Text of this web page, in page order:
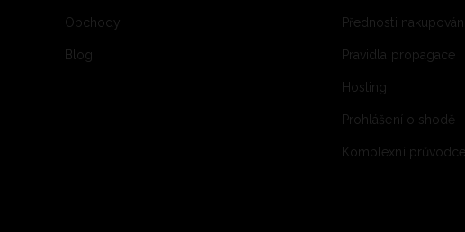
Obchody
Blog
Přednosti
Pravidla propagace
Hosting
Prohlášení o shodě
Komplexní